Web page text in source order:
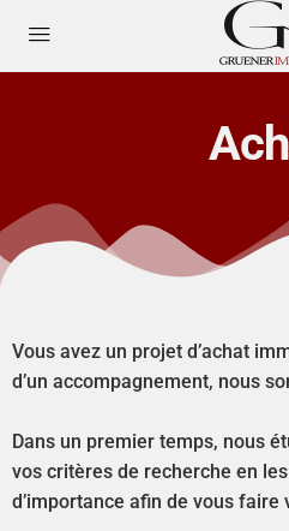
Vous avez un projet d’achat
d’un accompagnement, nous
Dans un premier temps, nous
vos critères de recherche en
d’importance afin de vous